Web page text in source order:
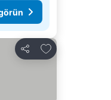
Paylaş
Favorilerime ekle